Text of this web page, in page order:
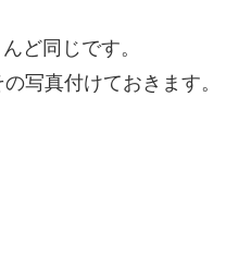
ど同じです。
写真付けておきます。